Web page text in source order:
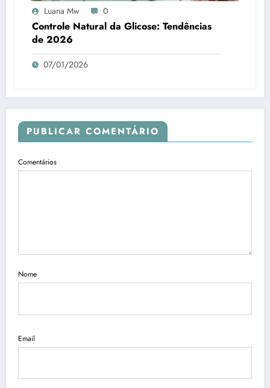
Luana Mw 0
Controle Natural da Glicose: Tendências
de 2026
07/01/2026
PUBLICAR COMENTÁRIO
Comentários
Nome
Email